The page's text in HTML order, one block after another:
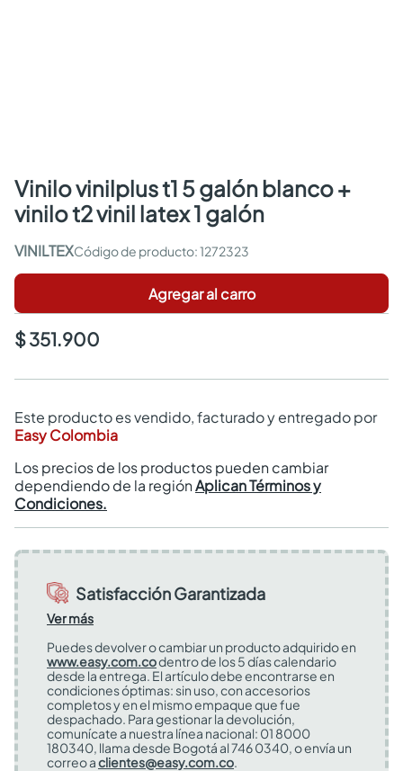
vinilo vinilplus t1 5 galón blanco +
vinilo t2 vinil latex 1 galón
VINILTEX :1272323
Agregar al carro
$ 351.900
Este producto es vendido, facturado y entregado por
Easy Colombia
Los precios de los productos pueden cambiar
dependiendo de la regiónAplican Términos y
Condiciones.
Satisfacción Garantizada
Ver más
Puedes devolver o cambiar un producto adquirido en
www.easy.com.codentro de los 5 días calendario
desde la entrega. El artículo debe encontrarse en
condiciones óptimas: sin uso, con accesorios
completos y en el mismo empaque que fue
despachado. Para gestionar la devolución,
comunícate a nuestra línea nacional: 01 8000
180340, llama desde Bogotá al 746 0340, o envía un
correo aclientes@easy.com.co.